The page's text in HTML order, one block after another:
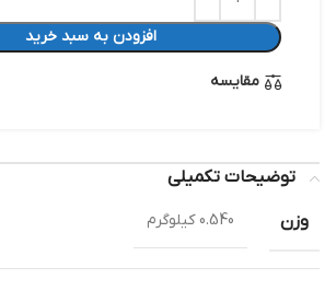
افزودن به سبد خرید
مقایسه
توضیحات تکمیلی
وزن
0.540 کیلوگرم